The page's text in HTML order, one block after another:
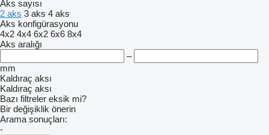
Aks sayısı
2 aks 3 aks 4 aks
Aks konfigürasyonu
4x2 4x4 6x2 6x6 8x4
Aks aralığı
–
mm
Kaldıraç aksı
Kaldıraç aksı
Bazı filtreler eksik mi?
Bir değişiklik önerin
Arama sonuçları:
-